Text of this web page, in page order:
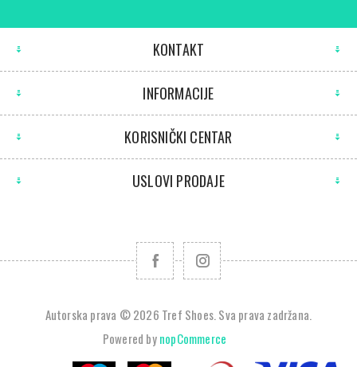
KONTAKT
INFORMACIJE
KORISNIČKI CENTAR
USLOVI PRODAJE
Autorska prava © 2026 Tref Shoes. Sva prava zadržana.
Powered bynopCommerce